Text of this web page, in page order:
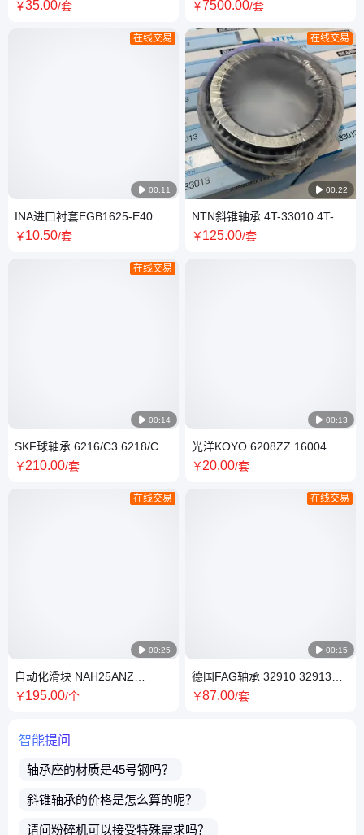
￥35.00/套
 00:11
在线交易
INA进口衬套EGB1625-E40
EGB1615-E40 免维护 工作温
￥10.50/套
 00:14
在线交易
SKF球轴承 6216/C3 6218/C3
6220/C3 深沟滚道 C3游隙 适
￥210.00/套
 00:25
在线交易
自动化滑块 NAH25ANZ
NAH30ANZ NAH35ANZ 日本
￥195.00/个
￥7500.00/套
 00:22
在线交易
NTN斜锥轴承 4T-33010 4T-
33012 4T-33014 日本进口 可
￥125.00/套
 00:13
光洋KOYO 6208ZZ 16004
16008轴承 宫本机械现货库存
￥20.00/套
 00:15
在线交易
德国FAG轴承 32910 32913
32915 圆锥滚子 轴向和径向承
￥87.00/套
智能提问
轴承座的材质是45号钢吗？
斜锥轴承的价格是怎么算的呢？
请问粉碎机可以接受特殊需求吗？